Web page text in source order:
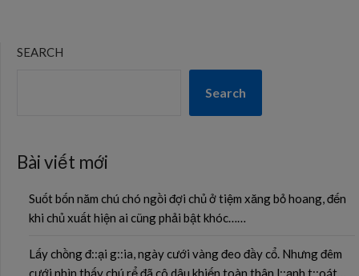
SEARCH
Search
Bài viết mới
Suốt bốn năm chú chó ngồi đợi chủ ở tiệm xăng bỏ hoang, đến
khi chủ xuất hiện ai cũng phải bật khóc……
Lấy chồng đ::ại g::ia, ngày cưới vàng đeo đầy cổ. Nhưng đêm
cưới nhìn thấy chú rể đã cô dâu khiến toàn thân l::ạnh t::oát…